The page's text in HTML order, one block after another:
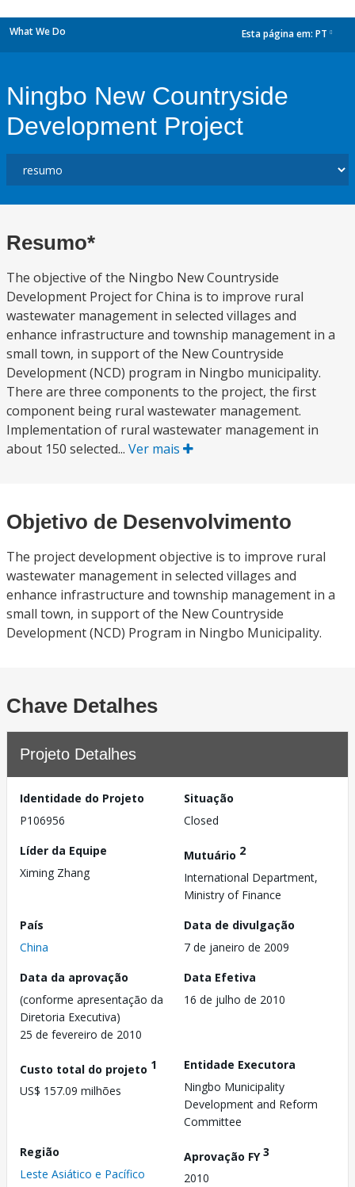
What We Do Esta página em: PT
Ningbo New Countryside
Development Project
Resumo*
The objective of the Ningbo New Countryside
Development Project for China is to improve rural
wastewater management in selected villages and
enhance infrastructure and township management in a
small town, in support of the New Countryside
Development (NCD) program in Ningbo municipality.
There are three components to the project, the first
component being rural wastewater management.
Implementation of rural wastewater management in
about 150 selected... Ver mais
Objetivo de Desenvolvimento
The project development objective is to improve rural
wastewater management in selected villages and
enhance infrastructure and township management in a
small town, in support of the New Countryside
Development (NCD) Program in Ningbo Municipality.
Chave Detalhes
Projeto Detalhes
Identidade do Projeto
P106956
Situação
Closed
Líder da Equipe
Ximing Zhang
Mutuário 2
International Department,
Ministry of Finance
País
China
Data de divulgação
7 de janeiro de 2009
Data da aprovação
(conforme apresentação da
Diretoria Executiva)
25 de fevereiro de 2010
Data Efetiva
16 de julho de 2010
Custo total do projeto 1
US$ 157.09 milhões
Entidade Executora
Ningbo Municipality
Development and Reform
Committee
Região
Leste Asiático e Pacífico
Aprovação FY3
2010